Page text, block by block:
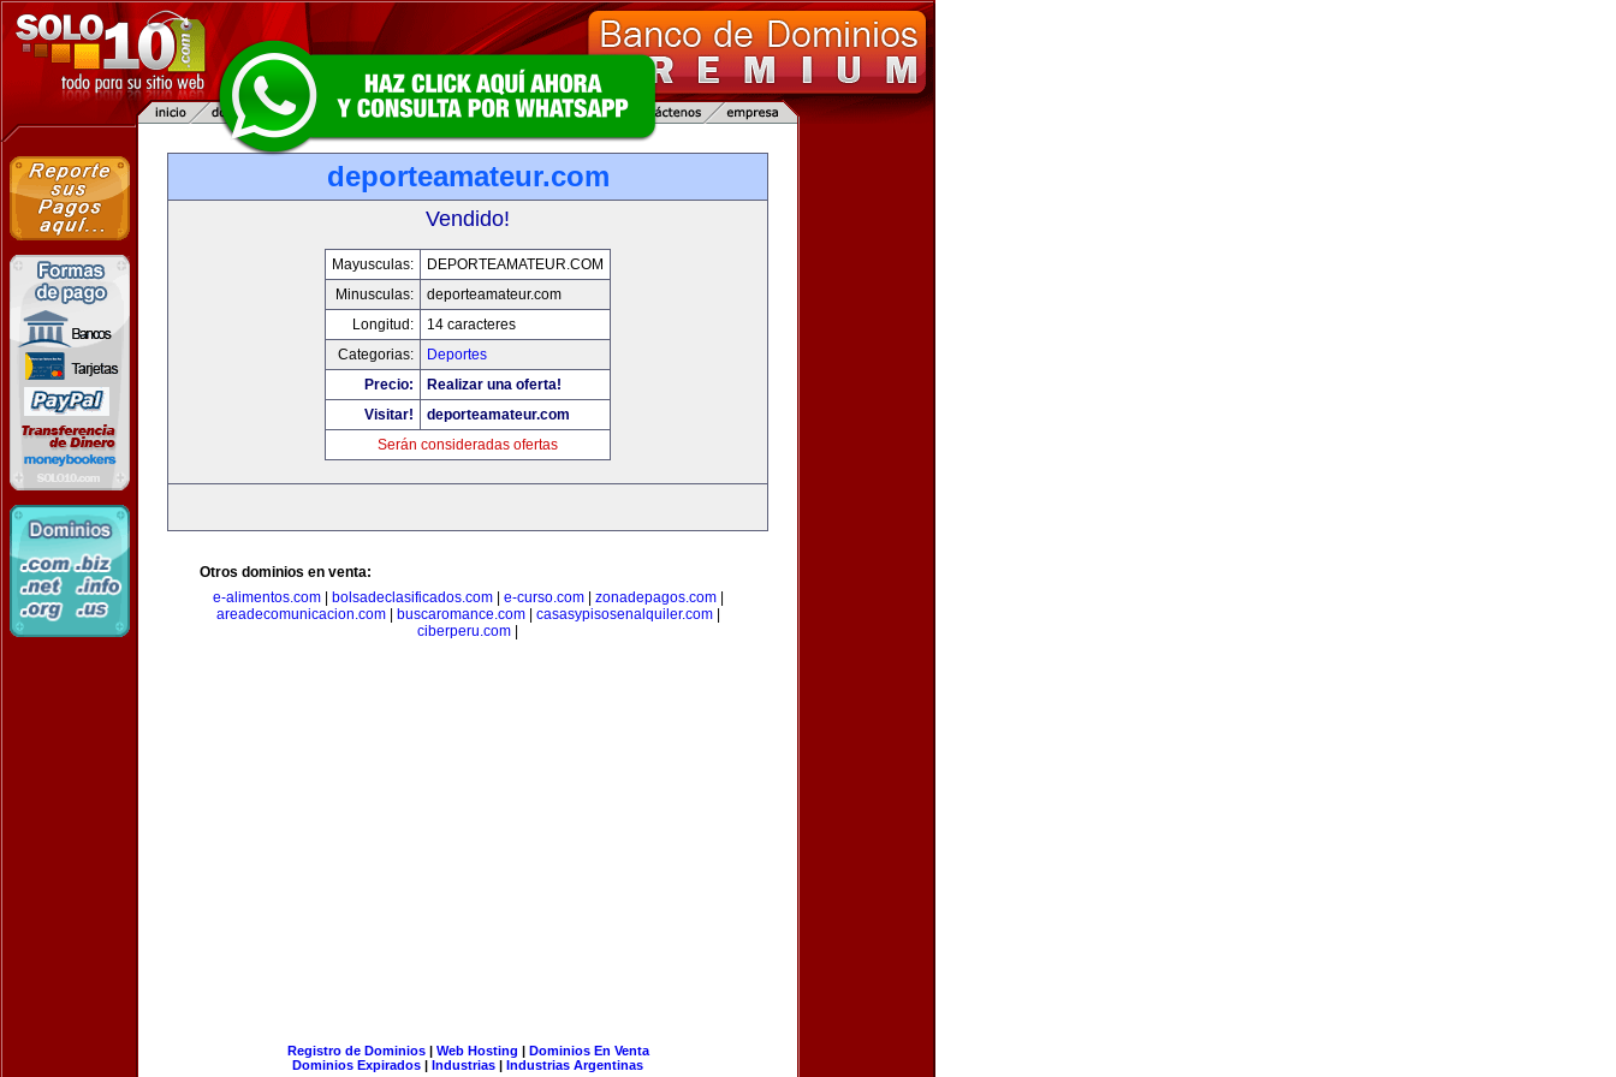
deporteamateur.com
Vendido!
Mayusculas:
DEPORTEAMATEUR.COM
Minusculas:
deporteamateur.com
Longitud:
14 caracteres
Categorias:
Deportes
Precio:
Realizar una oferta!
Visitar!
deporteamateur.com
Serán consideradas ofertas
Otros dominios en venta:
e-alimentos.com| bolsadeclasificados.com| e-curso.com| zonadepagos.com|
areadecomunicacion.com| buscaromance.com| casasypisosenalquiler.com|
ciberperu.com
Registro de Dominios| Web Hosting | Dominios En Venta
Dominios Expirados | Industrias | Industrias Argentinas